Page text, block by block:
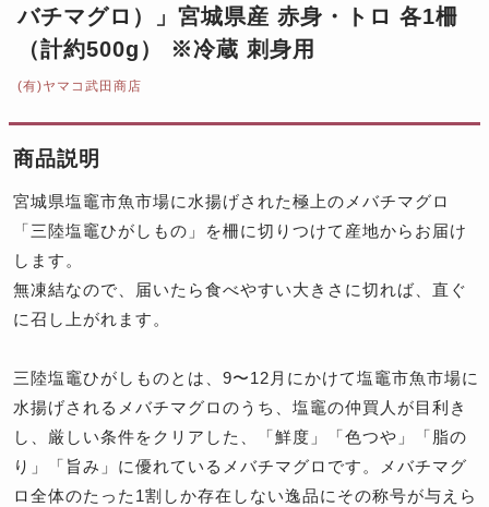
バチマグロ）」宮城県産 赤身・トロ 各1柵
（計約500g） ※冷蔵 刺身用
(有)ヤマコ武田商店
商品説明
宮城県塩竈市魚市場に水揚げされた極上のメバチマグロ
「三陸塩竈ひがしもの」を柵に切りつけて産地からお届け
します。
無凍結なので、届いたら食べやすい大きさに切れば、直ぐ
に召し上がれます。
三陸塩竈ひがしものとは、9〜12月にかけて塩竈市魚市場に
水揚げされるメバチマグロのうち、塩竈の仲買人が目利き
し、厳しい条件をクリアした、「鮮度」「色つや」「脂の
り」「旨み」に優れているメバチマグロです。メバチマグ
ロ全体のたった1割しか存在しない逸品にその称号が与えら